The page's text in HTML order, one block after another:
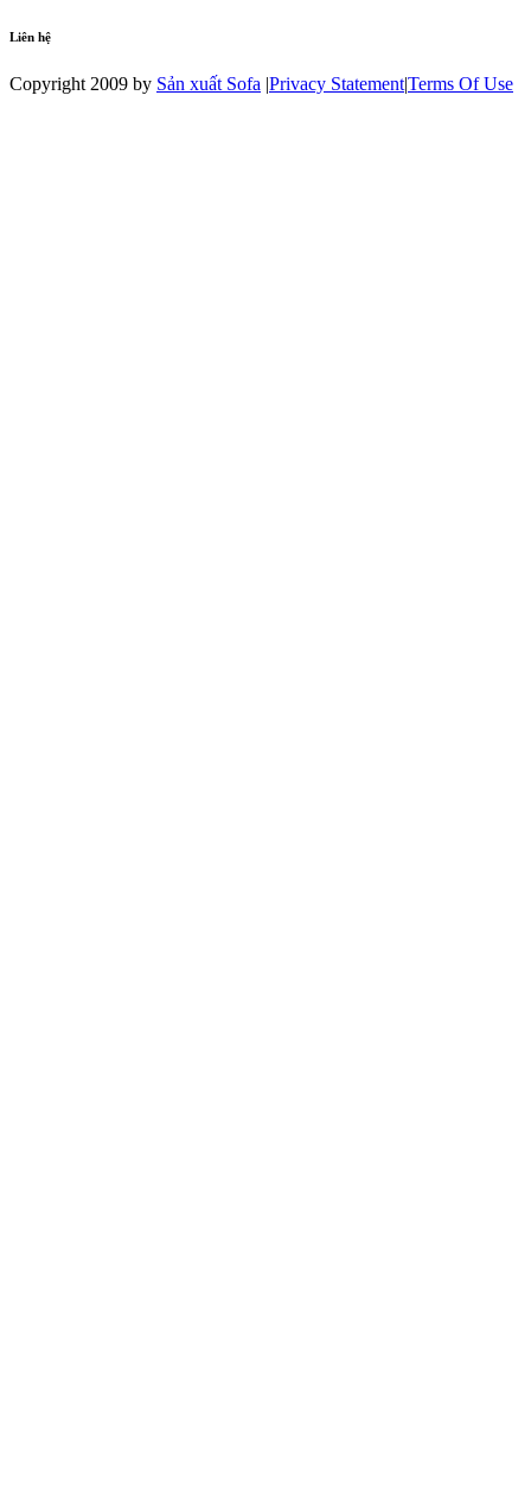
Liên hệ
Copyright 2009 by Sản xuất Sofa |Privacy Statement|Terms Of Use